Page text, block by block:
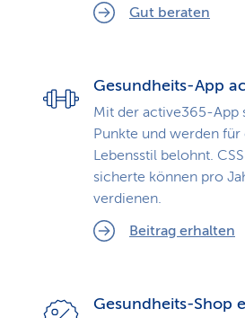
Gut beraten
Gesundheits-App
Mit der active365-App
Punkte und werden für
Lebensstil belohnt.
sicherte können pro
verdienen.
Beitrag erhalten
Gesundheits-Shop